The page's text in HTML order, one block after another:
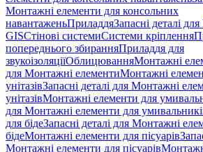
Монтажні елементи для консольних
навантаженьПриладдяЗапасні деталі
GISСтінові системиСистеми кріплення
попереднього збиранняПриладдя для
звукоізоляціїОблицюванняМонтажні
для Монтажні елементиМонтажні
унітазівЗапасні деталі для Монтажні
унітазівМонтажні елементи для
для Монтажні елементи для
для бідеЗапасні деталі для Монтажні
бідеМонтажні елементи для пісуарів
Монтажні елементи для пісуарів